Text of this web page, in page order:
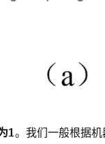
1。我们一般根据机